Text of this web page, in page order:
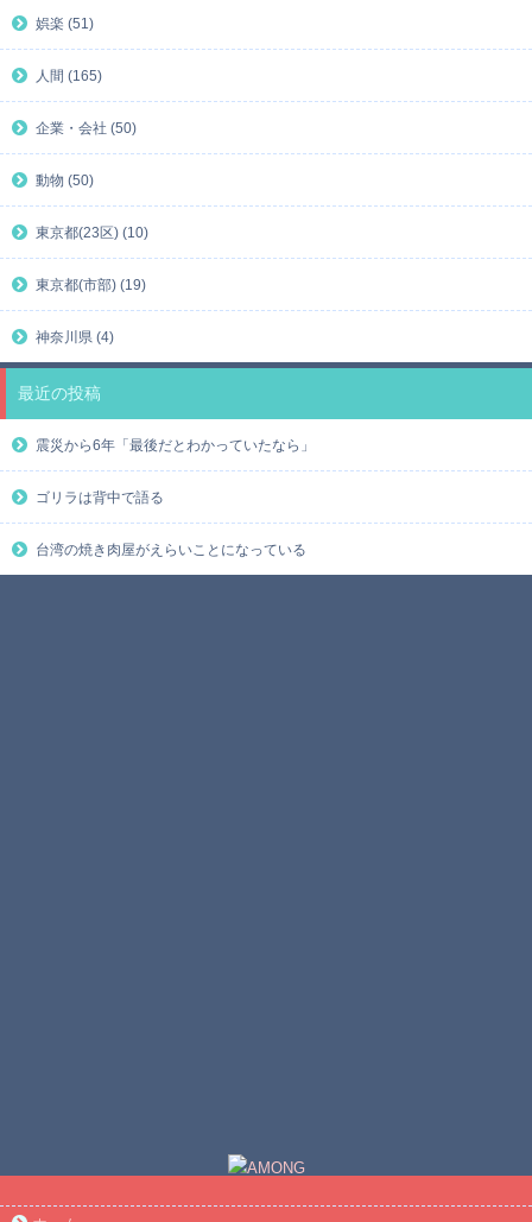
娯楽 (51)
人間 (165)
企業・会社 (50)
動物 (50)
東京都(23区) (10)
東京都(市部) (19)
神奈川県 (4)
最近の投稿
震災から6年「最後だとわかっていたなら」
ゴリラは背中で語る
台湾の焼き肉屋がえらいことになっている